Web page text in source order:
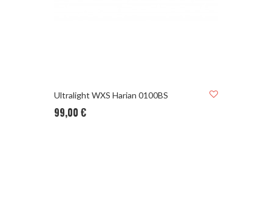
Ultralight WXS Harian 0100BS
99,00 €